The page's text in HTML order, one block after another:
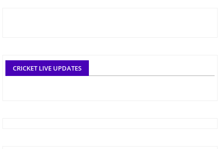
CRICKET LIVE UPDATES